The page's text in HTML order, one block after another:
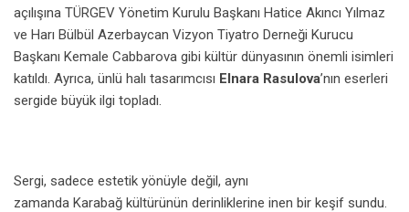
açılışına TÜRGEV Yönetim Kurulu Başkanı Hatice Akıncı Yılmaz
ve Harı Bülbül Azerbaycan Vizyon Tiyatro Derneği Kurucu
Başkanı Kemale Cabbarova gibi kültür dünyasının önemli isimleri
katıldı. Ayrıca, ünlü halı tasarımcısı Elnara Rasulova’nın eserleri
sergide büyük ilgi topladı.
Sergi, sadece estetik yönüyle değil, aynı
zamanda Karabağ kültürünün derinliklerine inen bir keşif sundu.